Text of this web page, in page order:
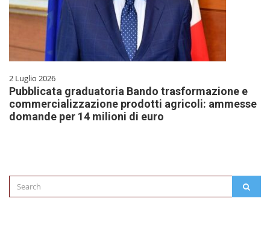
2 Luglio 2026
Pubblicata graduatoria Bando trasformazione e
commercializzazione prodotti agricoli: ammesse
domande per 14 milioni di euro
Search
for: